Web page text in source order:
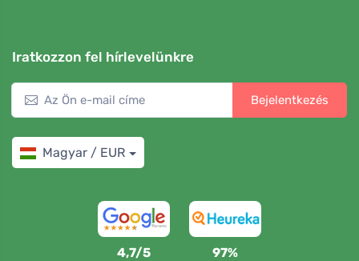
Iratkozzon fel hírlevelünkre
Bejelentkezés
Magyar / EUR
4,7/5 97%